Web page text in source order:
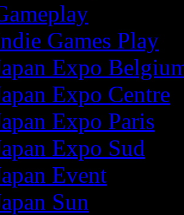
Games Play
Expo
Expo Centre
Expo Paris
Expo Sud
Event
Sun